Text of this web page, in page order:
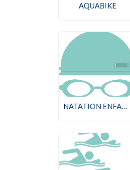
AQUABIKE
NATATION ENFANT